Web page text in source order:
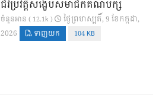
ជីវប្រវត្តិសង្ខេបសមាជិកគណបក្ស
ចំនួនអាន ( 12.1k )
ថ្ងៃ​ព្រហស្បតិ៍, 9 ខែ​កក្កដា,
2026
ទាញយក 104 KB